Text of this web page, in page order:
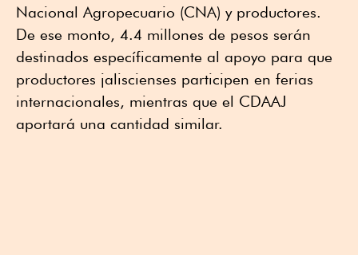
Nacional Agropecuario (CNA) y productores.
De ese monto, 4.4 millones de pesos serán
destinados específicamente al apoyo para que
productores jaliscienses participen en ferias
internacionales, mientras que el CDAAJ
aportará una cantidad similar.